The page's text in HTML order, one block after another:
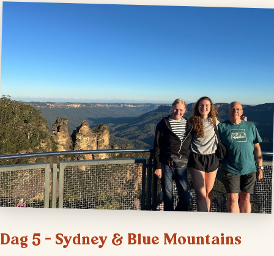
Dag 5 – Sydney & Blue Mountains